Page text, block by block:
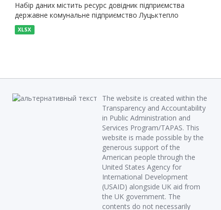
Набір даних містить ресурс довідник підприємства
державне комунальне підприємство Луцьктепло
XLSX
The website is created within the
Transparency and Accountability
in Public Administration and
Services Program/TAPAS. This
website is made possible by the
generous support of the
American people through the
United States Agency for
International Development
(USAID) alongside UK aid from
the UK government. The
contents do not necessarily